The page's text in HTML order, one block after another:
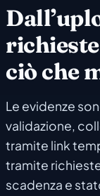
ciò che
Le evidenze
validazione,
tramite link
tramite
scadenza e